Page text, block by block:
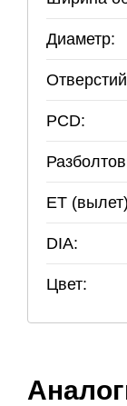
Диаметр:
PCD:
ET
DIA:
Цвет: